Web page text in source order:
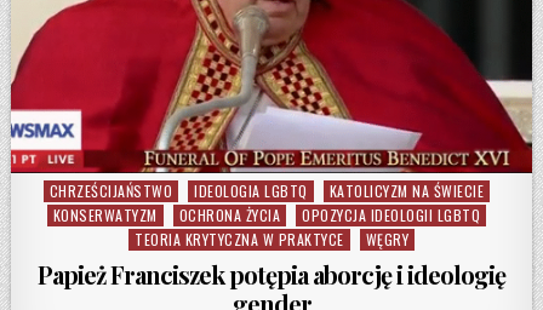
Posted in
CHRZEŚCIJAŃSTWO IDEOLOGIA LGBTQ
KATOLICYZM NA ŚWIECIE
KONSERWATYZM
OCHRONA ŻYCIA
OPOZYCJA IDEOLOGII LGBTQ
TEORIA KRYTYCZNA W PRAKTYCE
WĘGRY
Papież Franciszek potępia aborcję i ideologię
gender